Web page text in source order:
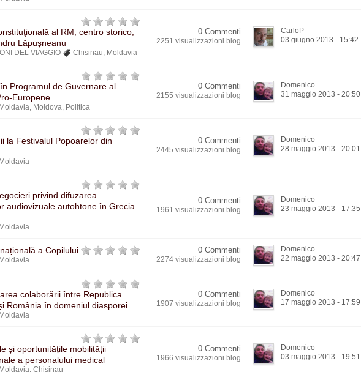
al RM, centro storico,
Lăpuşneanu
DEL VIAGGIO Chisinau Moldavia
0 Commenti
2251 visualizzazioni blog
CarloP
03 giugno 2013 - 15:42
Programul de Guvernare al
Europene
Moldavia Moldova Politica
0 Commenti
2155 visualizzazioni blog
Domenico
31 maggio 2013 - 20:50
la Festivalul Popoarelor din
Moldavia
0 Commenti
2445 visualizzazioni blog
Domenico
28 maggio 2013 - 20:01
privind difuzarea
audiovizuale autohtone în Grecia
Moldavia
0 Commenti
1961 visualizzazioni blog
Domenico
23 maggio 2013 - 17:35
a Copilului
Moldavia
0 Commenti
2274 visualizzazioni blog
Domenico
22 maggio 2013 - 20:47
colaborării între Republica
România în domeniul diasporei
Moldavia
0 Commenti
1907 visualizzazioni blog
Domenico
17 maggio 2013 - 17:59
și oportunitățile mobilității
a personalului medical
Moldavia Chisinau
0 Commenti
1966 visualizzazioni blog
Domenico
03 maggio 2013 - 19:51